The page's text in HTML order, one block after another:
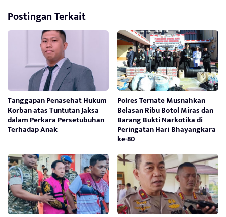
Postingan Terkait
Tanggapan Penasehat Hukum
Korban atas Tuntutan Jaksa
dalam Perkara Persetubuhan
Terhadap Anak
Polres Ternate Musnahkan
Belasan Ribu Botol Miras dan
Barang Bukti Narkotika di
Peringatan Hari Bhayangkara
ke-80